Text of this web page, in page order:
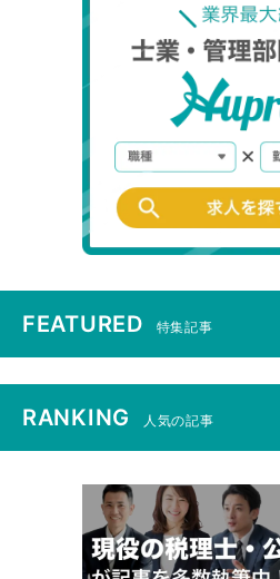
FEATURED 特集記事
RANKING 人気の記事